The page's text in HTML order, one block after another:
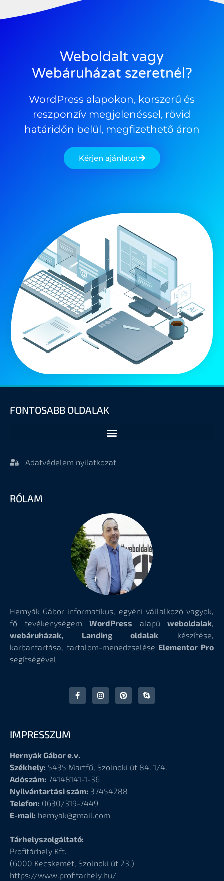
Weboldalt vagy
Webáruházat szeretnél?
WordPress alapokon, korszerű és
reszponzív megjelenéssel, rövid
határidőn belül, megfizethető áron
Kérjen ajánlatot
FONTOSABB OLDALAK
Adatvédelem nyilatkozat
RÓLAM
Hernyák Gábor informatikus, egyéni vállalkozó vagyok,
fő tevékenységem WordPress alapú weboldalak,
webáruházak, Landing oldalak készítése,
karbantartása, tartalom-menedzselése Elementor Pro
segítségével
IMPRESSZUM
Hernyák Gábor e.v.
Székhely: 5435 Martfű, Szolnoki út 84. 1/4.
Adószám: 74148141-1-36
Nyilvántartási szám: 37454288
Telefon: 0630/319-7449
E-mail: hernyak@gmail.com
Tárhelyszolgáltató:
Profitárhely Kft.
(6000 Kecskemét, Szolnoki út 23.)
https://www.profitarhely.hu/